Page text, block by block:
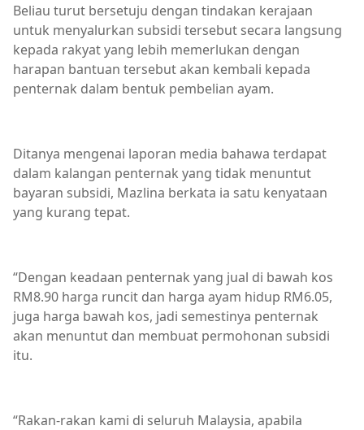
Beliau turut bersetuju dengan tindakan kerajaan
untuk menyalurkan subsidi tersebut secara langsung
kepada rakyat yang lebih memerlukan dengan
harapan bantuan tersebut akan kembali kepada
penternak dalam bentuk pembelian ayam.
Ditanya mengenai laporan media bahawa terdapat
dalam kalangan penternak yang tidak menuntut
bayaran subsidi, Mazlina berkata ia satu kenyataan
yang kurang tepat.
“Dengan keadaan penternak yang jual di bawah kos
RM8.90 harga runcit dan harga ayam hidup RM6.05,
juga harga bawah kos, jadi semestinya penternak
akan menuntut dan membuat permohonan subsidi
itu.
“Rakan-rakan kami di seluruh Malaysia, apabila